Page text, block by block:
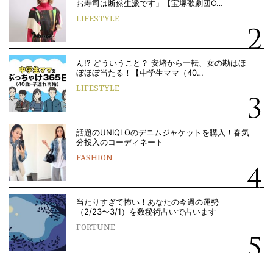
お寿司は断然生派です」【宝塚歌劇団O…
LIFESTYLE
ん!? どういうこと？ 安堵から一転、女の勘はほ
ぼほぼ当たる！【中学生ママ（40…
LIFESTYLE
話題のUNIQLOのデニムジャケットを購入！春気
分投入のコーディネート
FASHION
当たりすぎて怖い！あなたの今週の運勢
（2/23〜3/1）を数秘術占いで占います
FORTUNE